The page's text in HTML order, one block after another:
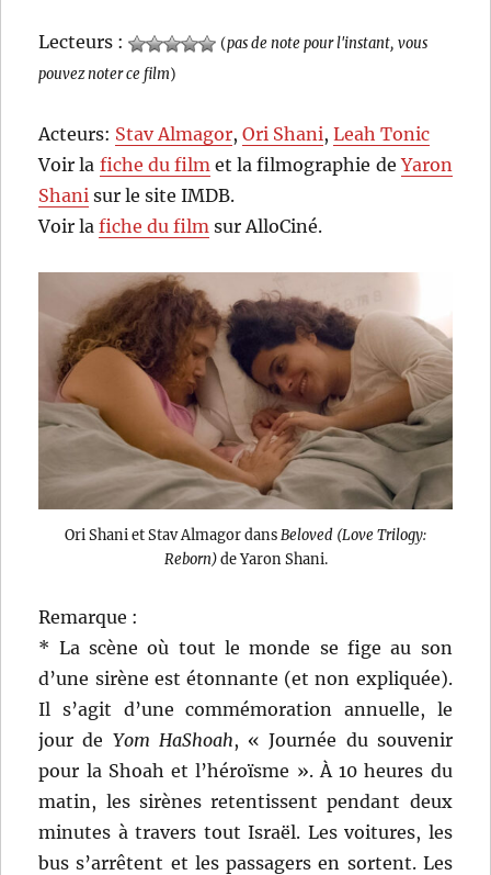
Lecteurs : (pas de note pour l'instant, vous
pouvez noter ce film)
Acteurs: Stav Almagor,Ori Shani,Leah Tonic
Voir la fiche du filmet la filmographie deYaron
Shani sur le site IMDB.
Voir lafiche du film sur AlloCiné.
Ori Shani et Stav Almagor dans Beloved (Love Trilogy:
Reborn)de Yaron Shani.
Remarque :
* La scène où tout le monde se fige au son
d’une sirène est étonnante (et non expliquée).
Il s’agit d’une commémoration annuelle, le
jour de Yom HaShoah, « Journée du souvenir
pour la Shoah et l’héroïsme ». À 10 heures du
matin, les sirènes retentissent pendant deux
minutes à travers tout Israël. Les voitures, les
bus s’arrêtent et les passagers en sortent. Les